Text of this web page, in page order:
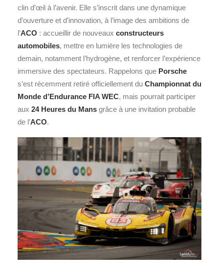
clin d’œil à l’avenir. Elle s’inscrit dans une dynamique
d’ouverture et d’innovation, à l’image des ambitions de
l’ACO : accueillir de nouveaux constructeurs
automobiles, mettre en lumière les technologies de
demain, notamment l’hydrogène, et renforcer l’expérience
immersive des spectateurs. Rappelons que Porsche
s’est récemment retiré officiellement du Championnat du
Monde d’Endurance FIA WEC, mais pourrait participer
aux 24 Heures du Mans grâce à une invitation probable
de l’ACO.